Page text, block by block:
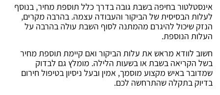
אינסטלטור בחיפה בשבת גובה בדרך כלל תוספת מחיר, בנוסף
לעלות הבסיסית של הביקור והעבודה עצמה. בהרבה מקרים,
הנזק שיכול להיגרם מהמתנה לסוף השבת עולה בהרבה על
העלות הנוספת.
חשוב לוודא מראש את עלות הביקור ואם קיימת תוספת מחיר
בשל הקריאה בשבת או בשעות הלילה. מומלץ גם לבדוק
שמדובר באיש מקצוע מוסמך, אמין ובעל ניסיון בטיפול חירום
בדיוק בתקלה שהתרחשה לכם.